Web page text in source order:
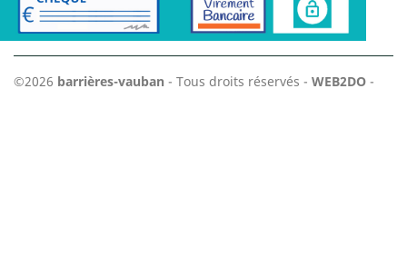
©2026 barrières-vauban - Tous droits réservés - WEB2DO -